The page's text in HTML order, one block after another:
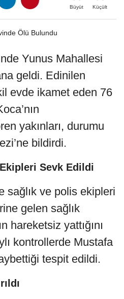
Büyüt Küçült
Yunus Mahallesi
geldi. Edinilen
evde ikamet eden 76
yakınları, durumu
bildirdi.
Sevk Edildi
sağlık ve polis ekipleri
gelen sağlık
hareketsiz yattığını
kontrollerde Mustafa
tespit edildi.